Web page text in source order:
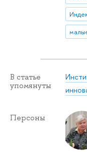
В статье
упомянуты
Персоны